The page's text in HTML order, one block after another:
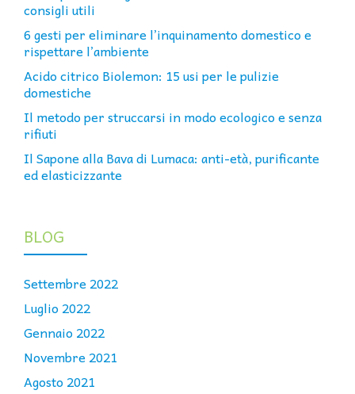
consigli utili
6 gesti per eliminare l’inquinamento domestico e
rispettare l’ambiente
Acido citrico Biolemon: 15 usi per le pulizie
domestiche
Il metodo per struccarsi in modo ecologico e senza
rifiuti
Il Sapone alla Bava di Lumaca: anti-età, purificante
ed elasticizzante
BLOG
Settembre 2022
Luglio 2022
Gennaio 2022
Novembre 2021
Agosto 2021